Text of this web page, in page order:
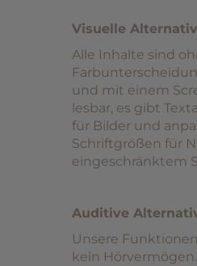
Visuelle
Alle Inhalte sind
und mit einem
lesbar, es gibt
für Bilder und
Schriftgrößen für
eingeschränktem
Auditive
Unsere
kein Hörvermögen.